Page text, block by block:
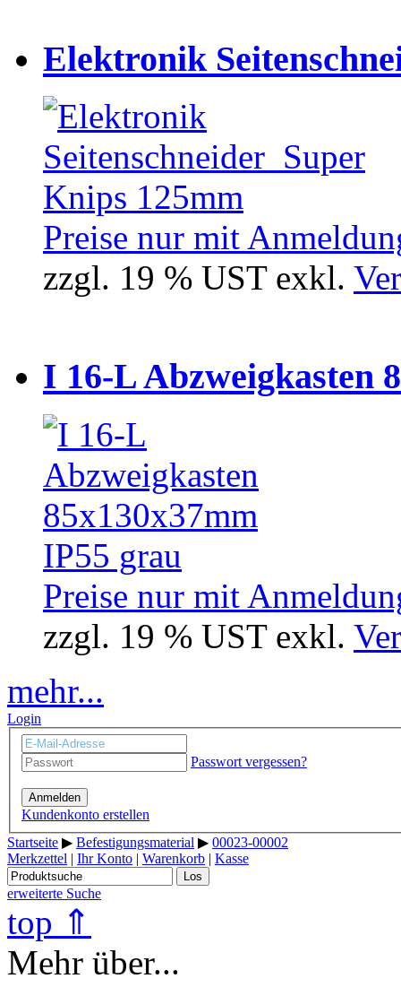
Elektronik
Preise nur mit
zzgl. 19 % UST exkl.
I 16-L Abzweigkasten
Preise nur mit
zzgl. 19 % UST exkl.
mehr...
Login
Passwort vergessen?
Anmelden
Kundenkonto erstellen
Startseite ▶ Befestigungsmaterial ▶ 00023-00002
Merkzettel | Ihr Konto | Warenkorb | Kasse
Los
erweiterte Suche
top ⇑
Mehr über...